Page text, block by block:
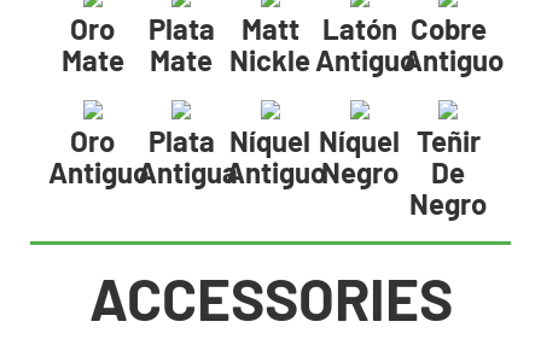
Oro
Mate
Plata
Mate
Matt
Nickle
Latón
Antiguo
Cobre
Antiguo
Oro
Antiguo
Plata
Antigua
Níquel
Antiguo
Níquel
Negro
Teñir
De
Negro
ACCESSORIES